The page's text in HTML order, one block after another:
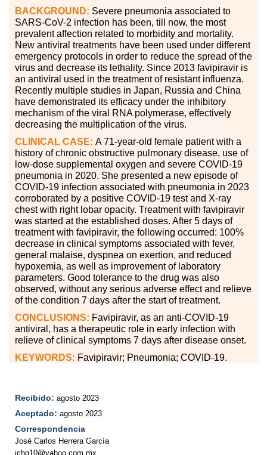
BACKGROUND: Severe pneumonia associated to
SARS-CoV-2 infection has been, till now, the most
prevalent affection related to morbidity and mortality.
New antiviral treatments have been used under different
emergency protocols in order to reduce the spread of the
virus and decrease its lethality. Since 2013 favipiravir is
an antiviral used in the treatment of resistant influenza.
Recently multiple studies in Japan, Russia and China
have demonstrated its efficacy under the inhibitory
mechanism of the viral RNA polymerase, effectively
decreasing the multiplication of the virus.
CLINICAL CASE: A 71-year-old female patient with a
history of chronic obstructive pulmonary disease, use of
low-dose supplemental oxygen and severe COVID-19
pneumonia in 2020. She presented a new episode of
COVID-19 infection associated with pneumonia in 2023
corroborated by a positive COVID-19 test and X-ray
chest with right lobar opacity. Treatment with favipiravir
was started at the established doses. After 5 days of
treatment with favipiravir, the following occurred: 100%
decrease in clinical symptoms associated with fever,
general malaise, dyspnea on exertion, and reduced
hypoxemia, as well as improvement of laboratory
parameters. Good tolerance to the drug was also
observed, without any serious adverse effect and relieve
of the condition 7 days after the start of treatment.
CONCLUSIONS: Favipiravir, as an anti-COVID-19
antiviral, has a therapeutic role in early infection with
relieve of clinical symptoms 7 days after disease onset.
KEYWORDS: Favipiravir; Pneumonia; COVID-19.
Recibido: agosto 2023
Aceptado: agosto 2023
Correspondencia
José Carlos Herrera García
jchg10@yahoo.com.mx